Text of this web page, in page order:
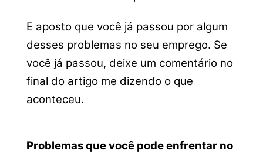
E aposto que você já passou por algum
desses problemas no seu emprego. Se
você já passou, deixe um comentário no
final do artigo me dizendo o que
aconteceu.
Problemas que você pode enfrentar no